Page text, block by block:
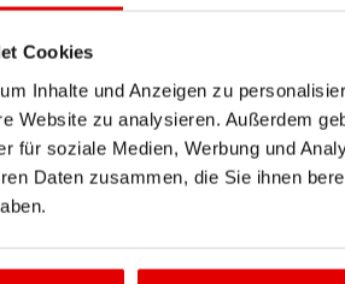
Cookies
Inhalte und Anzeigen zu
Website zu analysieren. Außerdem
für soziale Medien, Werbung und
Daten zusammen, die Sie ihnen
notwendig wird. So wird eine
ist wichtig. Sollte eine
sitzen. Davor kann einer fairer
Auftragslage eines
Sie suchen?